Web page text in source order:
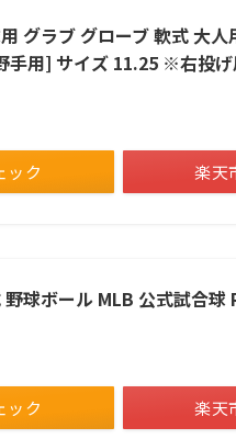
グラブ グローブ 軟式 大人
手用] サイズ 11.25 ※右投
ック 楽天
球ボール MLB 公式試合球
ック 楽天